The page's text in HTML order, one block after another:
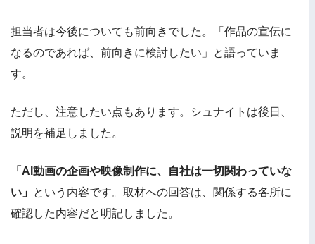
担当者は今後についても前向きでした。「作品の宣伝に
なるのであれば、前向きに検討したい」と語っていま
す。
ただし、注意したい点もあります。シュナイトは後日、
説明を補足しました。
「AI動画の企画や映像制作に、自社は一切関わっていな
い」 という内容です。取材への回答は、関係する各所に
確認した内容だと明記しました。